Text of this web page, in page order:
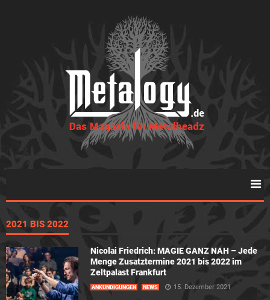
2021 BIS 2022
Nicolai Friedrich: MAGIE GANZ NAH – Jede
Menge Zusatztermine 2021 bis 2022 im
Zeltpalast Frankfurt
ANKÜNDIGUNGEN NEWS 15. Dezember 2021